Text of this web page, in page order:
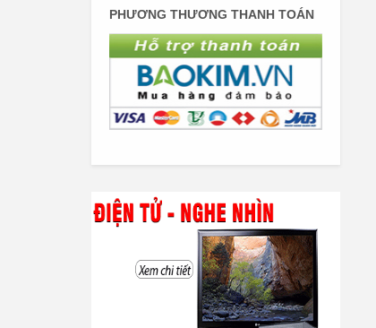
PHƯƠNG THƯƠNG THANH TOÁN